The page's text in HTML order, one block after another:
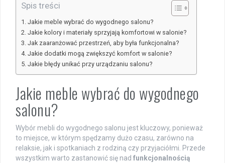
Spis treści
Jakie meble wybrać do wygodnego salonu?
Jakie kolory i materiały sprzyjają komfortowi w salonie?
Jak zaaranżować przestrzeń, aby była funkcjonalna?
Jakie dodatki mogą zwiększyć komfort w salonie?
Jakie błędy unikać przy urządzaniu salonu?
Jakie meble wybrać do wygodnego
salonu?
Wybór mebli do wygodnego salonu jest kluczowy, ponieważ
to miejsce, w którym spędzamy dużo czasu, zarówno na
relaksie, jak i spotkaniach z rodziną czy przyjaciółmi. Przede
wszystkim warto zastanowić się nad funkcjonalnością